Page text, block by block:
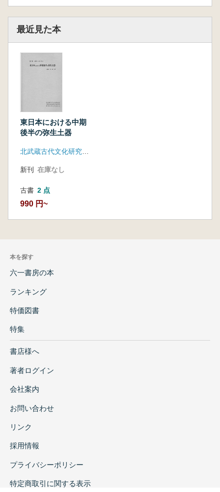
最近見た本
東日本における中期
後半の弥生土器
北武蔵古代文化研究会 千曲川水系古代文化研究所 群馬県考古学談話会
新刊 在庫なし
古書 2 点
990 円~
本を探す
六一書房の本
ランキング
特価図書
特集
書店様へ
著者ログイン
会社案内
お問い合わせ
リンク
採用情報
プライバシーポリシー
特定商取引に関する表示